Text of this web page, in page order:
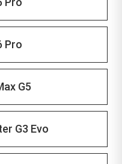
Pro
G5
G3 Evo